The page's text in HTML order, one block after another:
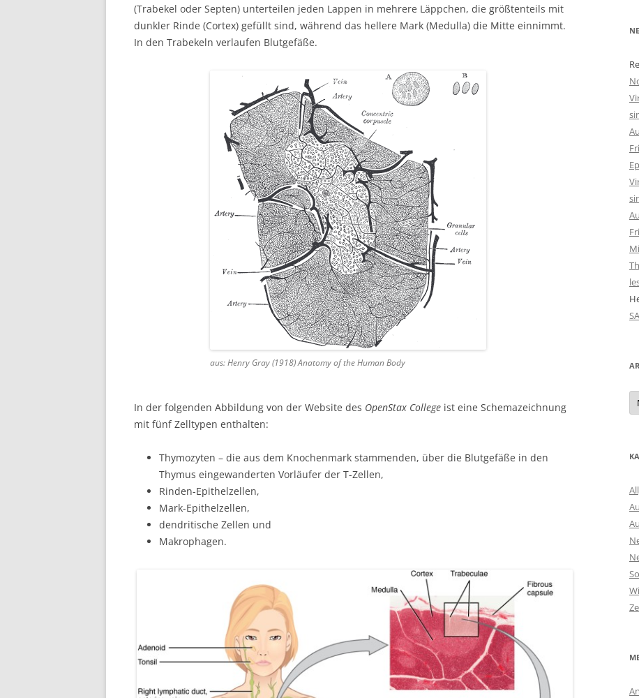
(Trabekel oder Septen) unterteilen jeden Lappen in mehrere Läppchen, die größtenteils mit
dunkler Rinde (Cortex) gefüllt sind, während das hellere Mark (Medulla) die Mitte einnimmt.
In den Trabekeln verlaufen Blutgefäße.
aus: Henry Gray (1918) Anatomy of the Human Body
In der folgenden Abbildung von der Website des OpenStax College ist eine Schemazeichnung
mit fünf Zelltypen enthalten:
Thymozyten – die aus dem Knochenmark stammenden, über die Blutgefäße in den
Thymus eingewanderten Vorläufer der T-Zellen,
Rinden-Epithelzellen,
Mark-Epithelzellen,
dendritische Zellen und
Makrophagen.